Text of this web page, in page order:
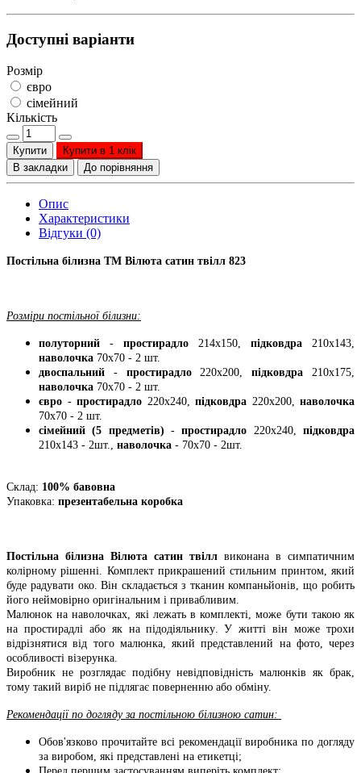
Доступні варіанти
Розмір
євро
сімейний
Кількість
Купити
Купити в 1 клік
В закладки
До порівняння
Опис
Характеристики
Відгуки (0)
Постільна білизна ТМ Вілюта сатин твілл 823
Розміри постільної білизни:
полуторний - простирадло 214х150, підковдра 210х143,
наволочка 70х70 - 2 шт.
двоспальний - простирадло 220х200,підковдра 210х175,
наволочка 70х70 - 2 шт.
євро - простирадло 220х240, підковдра 220х200, наволочка
70х70 - 2 шт.
сімейний (5 предметів) -простирадло 220х240,підковдра
210х143 - 2шт., наволочка - 70х70 - 2шт.
Склад: 100% бавовна
Упаковка: презентабельна коробка
Постільна білизна Вілюта сатин твілл виконана в симпатичним
колірному рішенні. Комплект прикрашений стильним принтом, який
буде радувати око. Він складається з тканин компаньйонів, що робить
його неймовірно оригінальним і привабливим.
Малюнок на наволочках, які лежать в комплекті, може бути такою як
на простирадлі або як на підодіяльнику. У житті він може трохи
відрізнятися від того малюнка, який представлений на фото, через
особливості візерунка.
Виробник не розглядає подібну невідповідність малюнків як брак,
тому такий виріб не підлягає поверненню або обміну.
Рекомендації по догляду за постільною білизною сатин:
Обов'язково прочитайте всі рекомендації виробника по догляду
за виробом, які представлені на етикетці;